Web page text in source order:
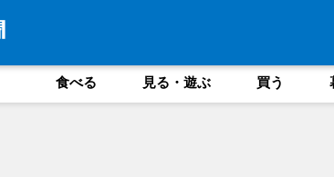
食べる 見る・遊ぶ 買う